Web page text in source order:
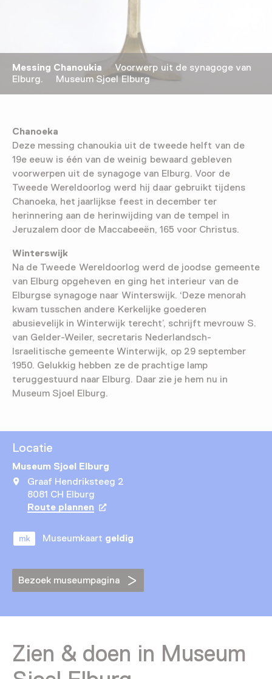
Messing Chanoukia Voorwerp uit de synagoge van
Elburg. Museum Sjoel Elburg
Chanoeka
Deze messing chanoukia uit de tweede helft van de
19e eeuw is één van de weinig bewaard gebleven
voorwerpen uit de synagoge van Elburg. Voor de
Tweede Wereldoorlog werd hij daar gebruikt tijdens
Chanoeka, het jaarlijkse feest in december ter
herinnering aan de herinwijding van de tempel in
Jeruzalem door de Maccabeeën, 165 voor Christus.
Winterswijk
Na de Tweede Wereldoorlog werd de joodse gemeente
van Elburg opgeheven en ging het interieur van de
Elburgse synagoge naar Winterswijk. ‘Deze menorah
kwam tusschen andere Kerkelijke goederen
abusievelijk in Winterwijk terecht’, schrijft mevrouw S.
van Gelder-Weiler, secretaris Nederlandsch-
Israelitische gemeente Winterwijk, op 29 september
1950. Gelukkig hebben ze de prachtige lamp
teruggestuurd naar Elburg. Daar zie je hem nu in
Museum Sjoel Elburg.
Locatie
Museum Sjoel Elburg
Graaf Hendriksteeg 2
8081 CH Elburg
Route plannen Opent in een nieuw tabblad
Museumkaart geldig
Bezoek museumpagina
Zien & doen in Museum